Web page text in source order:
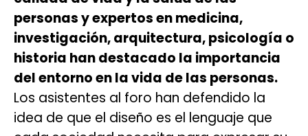
personas y expertos en medicina,
investigación, arquitectura, psicología o
historia han destacado la importancia
del entorno en la vida de las personas.
Los asistentes al foro han defendido la
idea de que el diseño es el lenguaje que